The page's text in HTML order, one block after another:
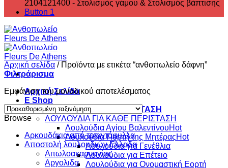
2104121400 - Στολισμός γάμου & Στολισμός βάπτισης
Button 1
Αρχική Σελίδα
E Shop
ΛΟΥΛΟΥΔΙΑ ΓΙΑ ΚΑΘΕ ΠΕΡΙΣΤΑΣΗ
ΛΟΥΛΟΥΔΙΑ ΓΙΑ ΚΑΘΕ ΠΕΡΙΣΤΑΣΗ
Λουλούδια Αγίου Βαλεντίνου
Λουλούδια Γιορτή της Μητέρας
Λουλούδια για Γενέθλια
Λουλούδια για Επέτειο
Λουλούδια για Ονομαστική Εορτή
Αρχική σελίδα /Προϊόντα με ετικέτα “ανθοπωλείο δάφνη”
Φιλτράρισμα
Εμφάνιση του μοναδικού αποτελέσματος
Browse
Aρκουδάκια από τριαντάφυλλα
Αποστολή λουλουδιών Ελλαδα
Αιτωλοακαρνανίας
Αργολιδα